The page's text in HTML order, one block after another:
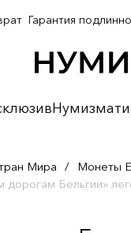
Гарантия
Мира / Монеты
Бельгии»